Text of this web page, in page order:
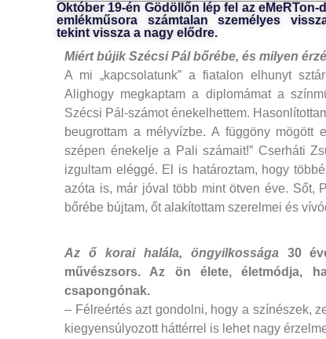
Október 19-én Gödöllőn lép fel az
emlékműsora számtalan személyes
tekint vissza a nagy elődre.
Miért bújik Szécsi Pál bőrébe, és milyen
A mi „kapcsolatunk” a fiatalon elhunyt
Alighogy megkaptam a diplomámat a
Szécsi Pál-számot énekelhettem.
beugrottam a mélyvízbe. A függöny mögött
szépen énekelje a Pali számait!” Cserháti
izgultam eléggé. El is határoztam, hogy
azóta is, már jóval több mint ötven éve. Sőt,
bőrébe bújtam, őt alakítottam szerelmei és
Az ő korai halála, öngyilkossága 30
művészsors. Az ön élete, életmódja,
csapongónak.
– Félreértés azt gondolni, hogy a színészek,
kiegyensúlyozott háttérrel is lehet nagy